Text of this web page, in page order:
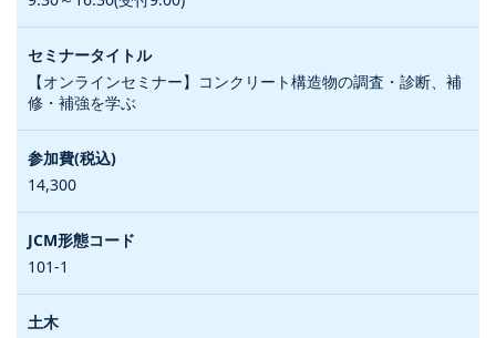
【オンラインセミナー】コンクリート構造物の調査・診断、補
修・補強を学ぶ
14,300
101-1